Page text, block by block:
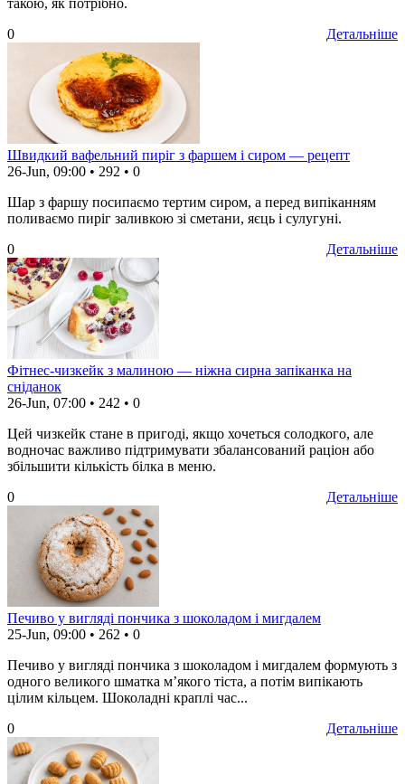
Детальніше
0
Швидкий вафельний пиріг з фаршем і сиром — рецепт
26-Jun, 09:00 • 292 • 0
Шар з фаршу посипаємо тертим сиром, а перед випіканням
поливаємо пиріг заливкою зі сметани, яєць і сулугуні.
Детальніше
0
Фітнес-чизкейк з малиною — ніжна сирна запіканка на
сніданок
26-Jun, 07:00 • 242 • 0
Цей чизкейк стане в пригоді, якщо хочеться солодкого, але
водночас важливо підтримувати збалансований раціон або
збільшити кількість білка в меню.
Детальніше
0
Печиво у вигляді пончика з шоколадом і мигдалем
25-Jun, 09:00 • 262 • 0
Печиво у вигляді пончика з шоколадом і мигдалем формують з
одного великого шматка м’якого тіста, а потім випікають
цілим кільцем. Шоколадні краплі час...
Детальніше
0